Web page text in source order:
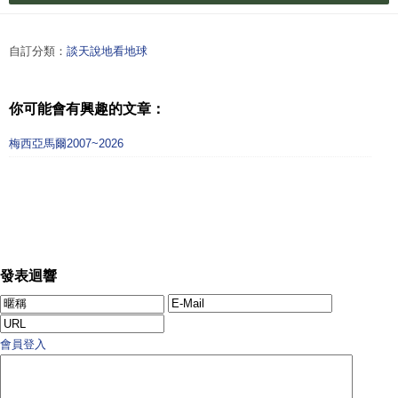
自訂分類： 談天說地看地球
你可能會有興趣的文章：
梅西亞馬爾2007~2026
發表迴響
會員登入